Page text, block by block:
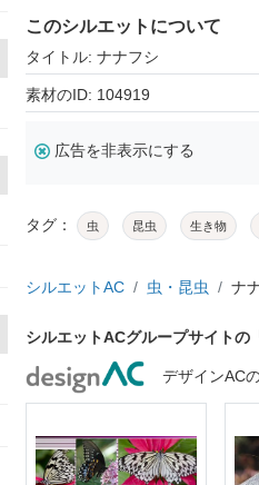
このシルエットについて
タイトル: ナナフシ
素材のID: 104919
広告を非表示にする
タグ： 虫 昆虫 生き物
シルエットAC 虫・昆虫 ナ
シルエットACグループサイトの
デザインAC